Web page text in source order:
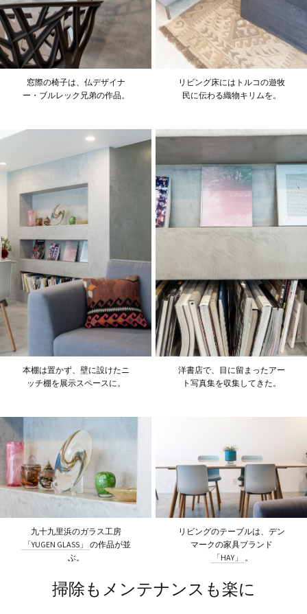
窓際の椅子は、仏デザイナ
ー・ブルレック兄弟の作品。
リビング床にはトルコの遊牧
民に伝わる織物キリムを。
本棚は置かず、壁に設けたニ
ッチ棚を展示スペースに。
洋書店で、目に留まったアー
ト写真集を収集してきた。
九十九里浜のガラス工房
「YUGEN GLASS」
の作品が並
ぶ。
リビングのテーブルは、デン
マークの家具ブランド
「HAY」
。
掃除もメンテナンスも楽に